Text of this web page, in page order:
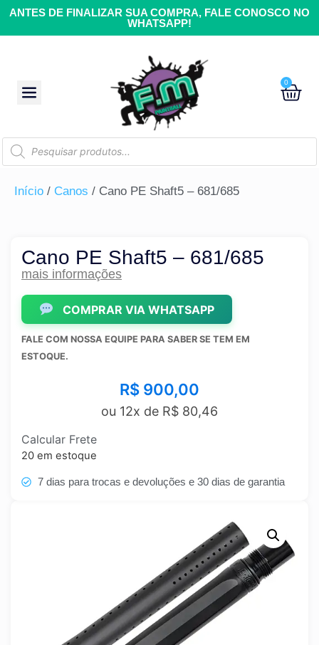
ANTES DE FINALIZAR SUA COMPRA, FALE CONOSCO NO
WHATSAPP!
0
Início / Canos / Cano PE Shaft5 – 681/685
Cano PE Shaft5 – 681/685
mais informações
COMPRAR VIA WHATSAPP
FALE COM NOSSA EQUIPE PARA SABER SE TEM EM
ESTOQUE.
R$ 900,00
ou 12x de R$ 80,46
Calcular Frete
20 em estoque
7 dias para trocas e devoluções e 30 dias de garantia